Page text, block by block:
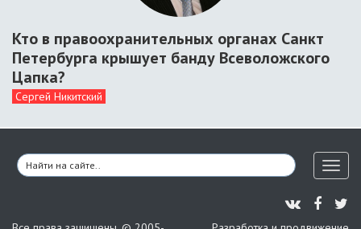
Кто в правоохранительных органах Санкт
Петербурга крышует банду Всеволожского
Цапка?
Сергей Никитский